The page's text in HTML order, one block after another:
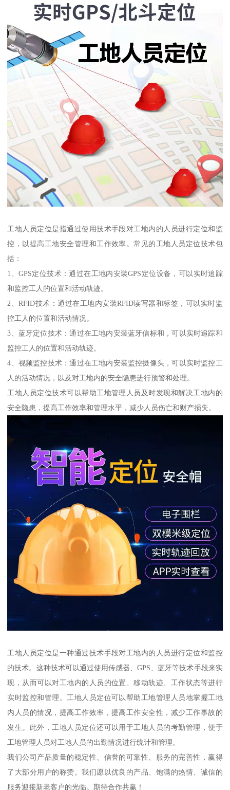
工地人员定位是指通过使用技术手段对工地内的人员进行定位和监
控，以提高工地安全管理和工作效率。常见的工地人员定位技术包
括：
1、GPS定位技术：通过在工地内安装GPS定位设备，可以实时追踪
和监控工人的位置和活动轨迹。
2、RFID技术：通过在工地内安装RFID读写器和标签，可以实时监
控工人的位置和活动情况。
3、蓝牙定位技术：通过在工地内安装蓝牙信标和，可以实时追踪和
监控工人的位置和活动轨迹。
4、视频监控技术：通过在工地内安装监控摄像头，可以实时监控工
人的活动情况，以及对工地内的安全隐患进行预警和处理。
工地人员定位技术可以帮助工地管理人员及时发现和解决工地内的
安全隐患，提高工作效率和管理水平，减少人员伤亡和财产损失。
工地人员定位是一种通过技术手段对工地内的人员进行定位和监控
的技术。这种技术可以通过使用传感器、GPS、蓝牙等技术手段来实
现，从而可以对工地内的人员的位置、移动轨迹、工作状态等进行
实时监控和管理。工地人员定位可以帮助工地管理人员地掌握工地
内人员的情况，提高工作效率，提高工作安全性，减少工作事故的
发生。此外，工地人员定位还可以用于工地人员的考勤管理，便于
工地管理人员对工地人员的出勤情况进行统计和管理。
我们公司产品质量的稳定性、信誉的可靠性、服务的完善性，赢得
了大部分用户的称赞。我们愿以优良的产品、饱满的热情、诚信的
服务迎接新老客户的光临。期待合作共赢！